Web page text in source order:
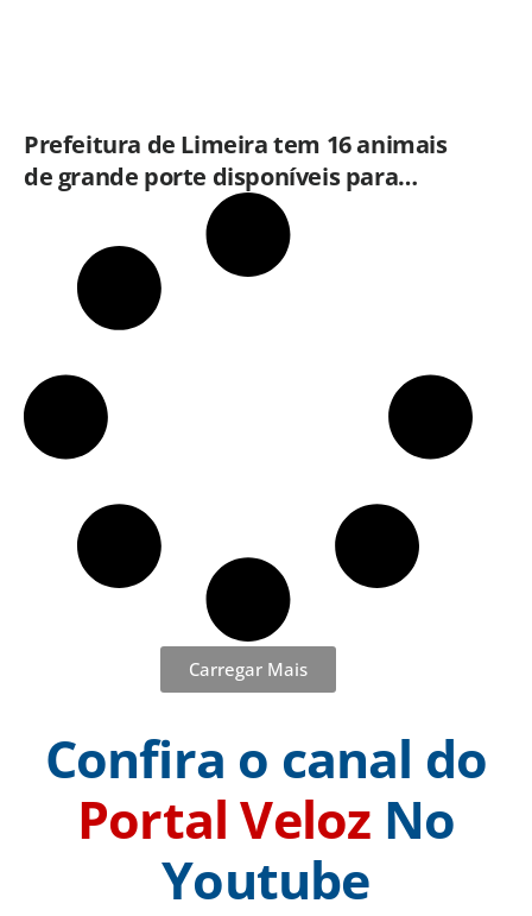
Prefeitura de Limeira tem 16 animais
de grande porte disponíveis para
adoção no Horto
Carregar Mais
Confira o canal do
Portal Veloz No
Youtube